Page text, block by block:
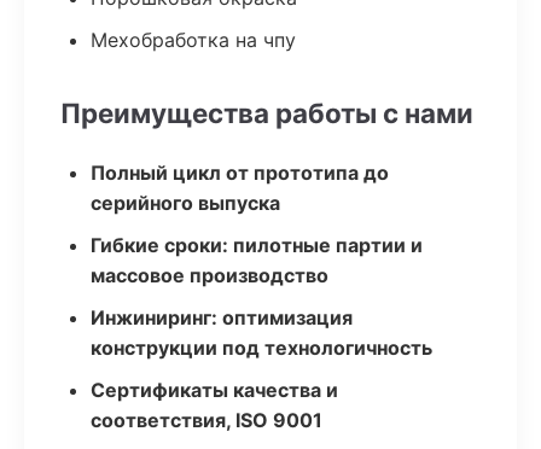
Мехобработка на чпу
Преимущества работы с нами
Полный цикл от прототипа до
серийного выпуска
Гибкие сроки: пилотные партии и
массовое производство
Инжиниринг: оптимизация
конструкции под технологичность
Сертификаты качества и
соответствия, ISO 9001